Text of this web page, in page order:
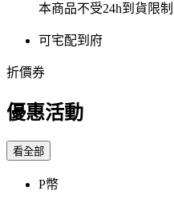
本商品不受24h到貨限制
可宅配到府
折價券
優惠活動
看全部
P幣